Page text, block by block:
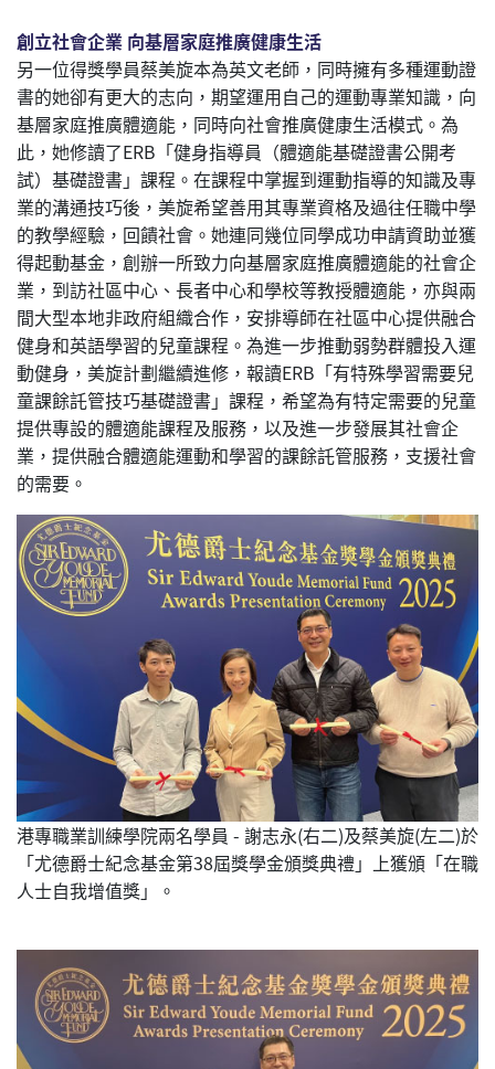
創立社會企業 向基層家庭推廣健康生活
另一位得獎學員蔡美旋本為英文老師，同時擁有多種運動證
書的她卻有更大的志向，期望運用自己的運動專業知識，向
基層家庭推廣體適能，同時向社會推廣健康生活模式。為
此，她修讀了ERB「健身指導員（體適能基礎證書公開考
試）基礎證書」課程。在課程中掌握到運動指導的知識及專
業的溝通技巧後，美旋希望善用其專業資格及過往任職中學
的教學經驗，回饋社會。她連同幾位同學成功申請資助並獲
得起動基金，創辦一所致力向基層家庭推廣體適能的社會企
業，到訪社區中心、長者中心和學校等教授體適能，亦與兩
間大型本地非政府組織合作，安排導師在社區中心提供融合
健身和英語學習的兒童課程。為進一步推動弱勢群體投入運
動健身，美旋計劃繼續進修，報讀ERB「有特殊學習需要兒
童課餘託管技巧基礎證書」課程，希望為有特定需要的兒童
提供專設的體適能課程及服務，以及進一步發展其社會企
業，提供融合體適能運動和學習的課餘託管服務，支援社會
的需要。
港專職業訓練學院兩名學員 - 謝志永(右二)及蔡美旋(左二)於
「尤德爵士紀念基金第38屆獎學金頒獎典禮」上獲頒「在職
人士自我增值獎」。